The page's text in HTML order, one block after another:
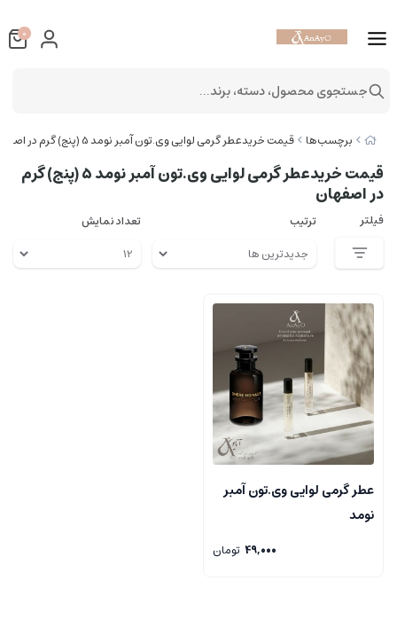
برچسب‌ها قیمت خریدعطر گرمی لوایی وی.تون آمبر نومد 5 (پنج) گرم در اصفهان
قیمت خریدعطر گرمی لوایی وی.تون آمبر نومد 5 (پنج) گرم
در اصفهان
فیلتر ترتیب تعداد نمایش
عطر گرمی لوایی وی.تون آمبر
نومد
49,000 تومان
0
جستجوی محصول، دسته، برند...